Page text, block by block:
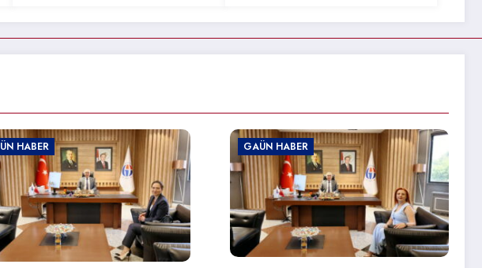
GAÜN HABER GAÜN HABER